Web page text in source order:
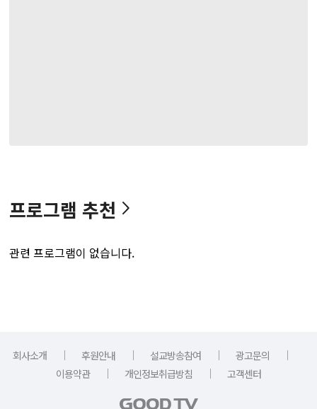
프로그램 추천
관련 프로그램이 없습니다.
회사소개 ｜ 후원안내 ｜ 설교방송참여 ｜ 광고문의
｜
이용약관
｜ 개인정보취급방침 ｜ 고객센터